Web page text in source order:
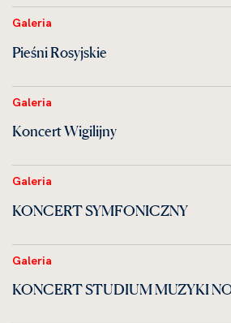
Galeria
Pieśni Rosyjskie
Galeria
Koncert Wigilijny
Galeria
KONCERT SYMFONICZNY
Galeria
KONCERT STUDIUM MUZYKI